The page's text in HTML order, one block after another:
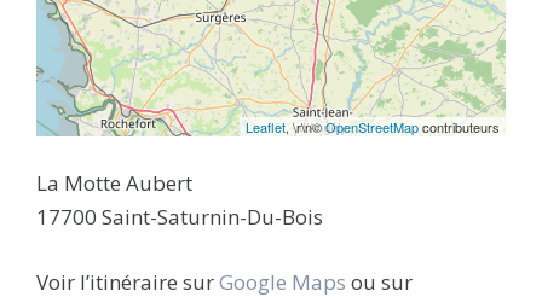
Leaflet, \r\n©OpenStreetMapcontributeurs
La Motte Aubert
17700 Saint-Saturnin-Du-Bois
Voir l’itinéraire surGoogle Maps ou sur